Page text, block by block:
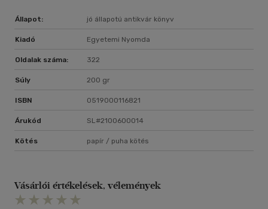
Állapot: jó állapotú antikvár könyv
Kiadó Egyetemi Nyomda
Oldalak száma: 322
Súly 200 gr
ISBN 0519000116821
Árukód SL#2100600014
Kötés papír / puha kötés
Vásárlói értékelések, vélemények